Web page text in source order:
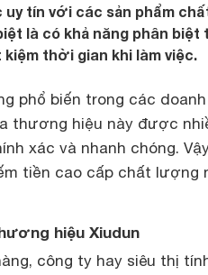
tín với các sản phẩm
là có khả năng phân biệt
thời gian khi làm việc.
phổ biến trong các doanh
thương hiệu này được
xác và nhanh chóng.
tiền cao cấp chất lượng
hiệu Xiudun
công ty hay siêu thị